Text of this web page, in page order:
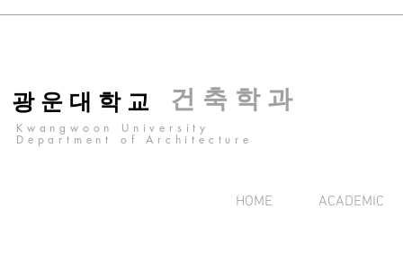
Kwangwoon University
Department of Architecture
광 운 대 학 교 건 축 학 과
HOME ACADEMIC